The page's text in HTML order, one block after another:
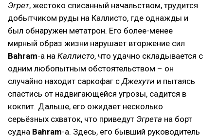
Эгрет, жестоко списанный начальством, трудится
добытчиком руды на Каллисто, где однажды и
был обнаружен метатрон. Его более-менее
мирный образ жизни нарушает вторжение сил
Bahram-а на Каллисто, что удачно складывается с
одним любопытным обстоятельством – он
случайно находит саркофаг сДжехути и пытаясь
спастись от надвигающейся угрозы, садится в
кокпит. Дальше, его ожидает несколько
серьёзных схваток, что приведут Эгрета на борт
судна Bahram-а. Здесь, его бывший руководитель